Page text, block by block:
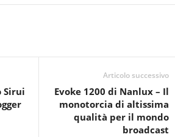
Sirui
Articolo successivo
Evoke 1200 di Nanlux – Il
monotorcia di altissima
qualità per il mondo
broadcast